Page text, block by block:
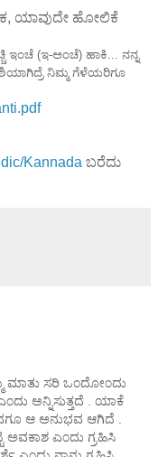
ಯಾವುದೇ ಹೋಲಿಕೆ
ಇಂಚೆ (ಇ-ಅಂಚೆ) ಹಾಕಿ... ನನ್ನ
ನಿಮ್ಮ ಗೆಳೆಯರಿಗೂ
Kannada ಬರೆದು
ಮಾತು ಸರಿ ಒ೦ದೋ೦ದು
ಅನ್ನಿಸುತ್ತದೆ . ಯಾಕೆ
ಆ ಅನುಭವ ಆಗಿದೆ .
ಅವಕಾಶ ಎ೦ದು ಗ್ರಹಿಸಿ